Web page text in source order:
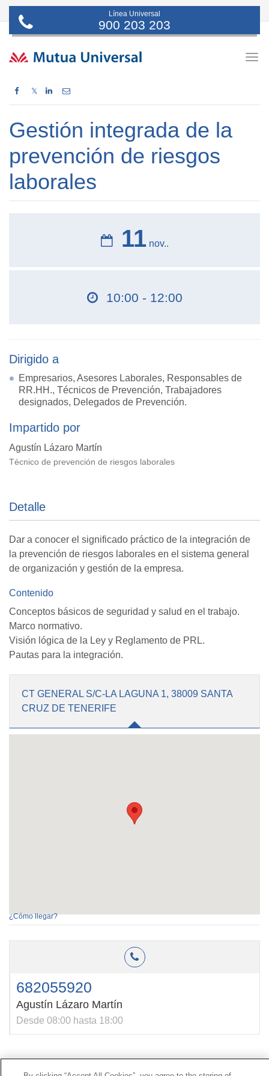
Línea Universal
900 203 203
𝕏
Gestión integrada de la
prevención de riesgos
laborales
11 nov..
10:00 - 12:00
Dirigido a
Empresarios, Asesores Laborales, Responsables de
RR.HH., Técnicos de Prevención, Trabajadores
designados, Delegados de Prevención.
Impartido por
Agustín Lázaro Martín
Técnico de prevención de riesgos laborales
Detalle
Dar a conocer el significado práctico de la integración de
la prevención de riesgos laborales en el sistema general
de organización y gestión de la empresa.
Contenido
Conceptos básicos de seguridad y salud en el trabajo.
Marco normativo.
Visión lógica de la Ley y Reglamento de PRL.
Pautas para la integración.
CT GENERAL S/C-LA LAGUNA 1, 38009 SANTA
CRUZ DE TENERIFE
¿Cómo llegar?
682055920
Agustín Lázaro Martín
Desde 08:00 hasta 18:00